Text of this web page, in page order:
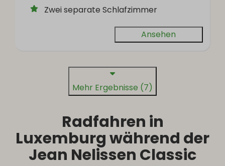
Zwei separate Schlafzimmer
Ansehen
Mehr Ergebnisse (7)
Radfahren in
Luxemburg während der
Jean Nelissen Classic